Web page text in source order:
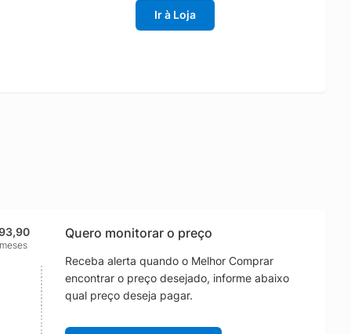
Ir à Loja
Quero monitorar o preço
Receba alerta quando o Melhor Comprar
encontrar o preço desejado, informe abaixo
qual preço deseja pagar.